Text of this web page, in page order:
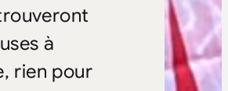
à
rien pour